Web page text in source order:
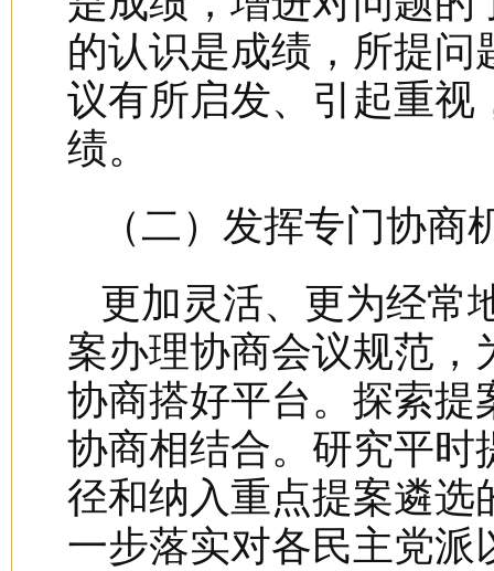
的认识是成绩，所提
议有所启发、引起重视
绩。
（二）发挥专门协
更加灵活、更为经常
案办理协商会议规范
协商搭好平台。探索提
协商相结合。研究平时
径和纳入重点提案遴选
一步落实对各民主党派